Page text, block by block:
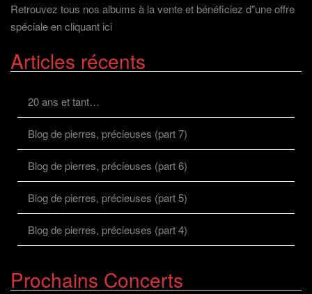
Retrouvez tous nos albums à la vente et bénéficiez d"une offre
spéciale en cliquant ici
Articles récents
20 ans et tant…
Blog de pierres, précieuses (part 7)
Blog de pierres, précieuses (part 6)
Blog de pierres, précieuses (part 5)
Blog de pierres, précieuses (part 4)
Prochains Concerts